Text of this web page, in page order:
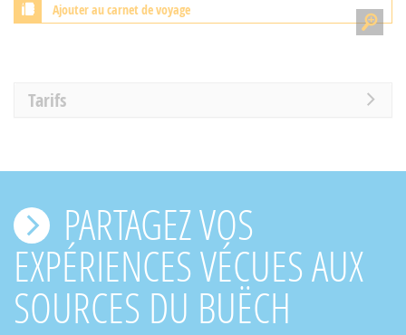
Ajouter au carnet de voyage
Tarifs
PARTAGEZ VOS
EXPÉRIENCES VÉCUES AUX
SOURCES DU BUËCH